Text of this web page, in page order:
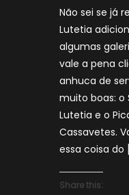
Não sei se já
Lutetia
algumas
vale a pena
anhuca de
muito boas: o
Lutetia e o
Cassavetes.
essa coisa do
Share this: